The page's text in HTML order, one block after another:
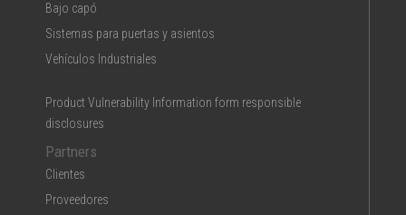
Bajo capó
Sistemas para puertas y asientos
Vehículos Industriales
Product Vulnerability Information form responsible
disclosures
Partners
Clientes
Proveedores